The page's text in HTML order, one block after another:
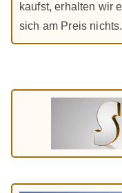
kaufst, erhalten wir
sich am Preis